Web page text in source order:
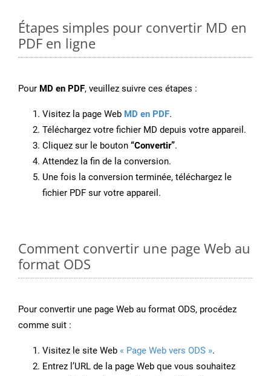
Étapes simples pour convertir MD en
PDF en ligne
Pour MD en PDF, veuillez suivre ces étapes :
Visitez la page Web MD en PDF.
Téléchargez votre fichier MD depuis votre appareil.
Cliquez sur le bouton “Convertir”.
Attendez la fin de la conversion.
Une fois la conversion terminée, téléchargez le
fichier PDF sur votre appareil.
Comment convertir une page Web au
format ODS
Pour convertir une page Web au format ODS, procédez
comme suit :
Visitez le site Web « Page Web vers ODS ».
Entrez l’URL de la page Web que vous souhaitez